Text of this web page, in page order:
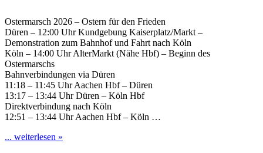
Ostermarsch 2026 – Ostern für den Frieden
Düren – 12:00 Uhr Kundgebung Kaiserplatz/Markt –
Demonstration zum Bahnhof und Fahrt nach Köln
Köln – 14:00 Uhr AlterMarkt (Nähe Hbf) – Beginn des
Ostermarschs
Bahnverbindungen via Düren
11:18 – 11:45 Uhr Aachen Hbf – Düren
13:17 – 13:44 Uhr Düren – Köln Hbf
Direktverbindung nach Köln
12:51 – 13:44 Uhr Aachen Hbf – Köln …
... weiterlesen »